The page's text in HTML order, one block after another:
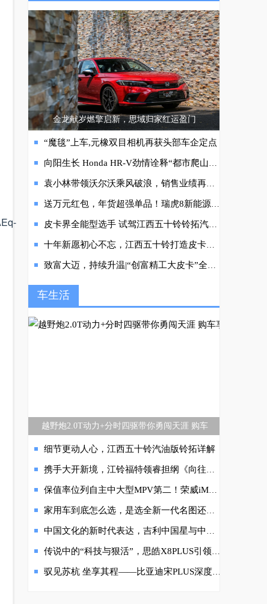
金龙献岁燃擎启新，思域归家红运盈门
“魔毯”上车,元橡双目相机再获头部车企定点
向阳生长 Honda HR-V劲情诠释“都市爬山虎”
袁小林带领沃尔沃乘风破浪，销售业绩再创历史新高
送万元红包，年货超强单品！瑞虎8新能源冠军版承包你的无忧返乡之路
皮卡界全能型选手 试驾江西五十铃铃拓汽油版
十年新愿初心不忘，江西五十铃打造皮卡营销新样本
致富大迈，持续升温|“创富精工大皮卡”全新瑞迈福州上市
车生活
越野炮2.0T动力+分时四驱带你勇闯天涯 购车
细节更动人心，江西五十铃汽油版铃拓详解
携手大开新境，江铃福特领睿担纲《向往的生活》第六季特别座驾
保值率位列自主中大型MPV第二！荣威iMAX8 DMH新陆尊即将上市
家用车到底怎么选，是选全新一代名图还是速腾
中国文化的新时代表达，吉利中国星与中国东方演艺集团携手树立文化自信“星”名片
传说中的“科技与狠活”，思皓X8PLUS引领智能潮流！
驭见苏杭 坐享其程——比亚迪宋PLUS深度试驾